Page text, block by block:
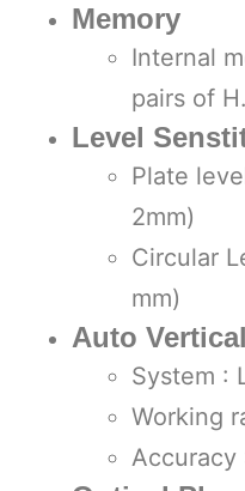
Memory
Internal
pairs of
Level
Plate
2mm)
Circular
mm)
Auto
System :
Working
Accuracy